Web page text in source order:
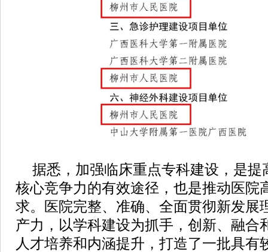
据悉，加强临床重点专科建设，是
核心竞争力的有效途径，也是推动医院
求。医院完整、准确、全面贯彻新发展
产力，以学科建设为抓手，创新、融合
人才培养和内涵提升，打造了一批具有